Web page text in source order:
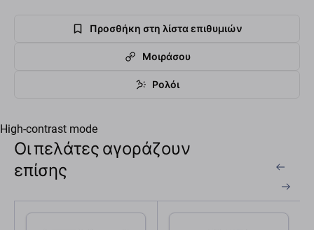
Προσθήκη στη λίστα επιθυμιών
Μοιράσου
Ρολόι
High-contrast mode
Οι πελάτες αγοράζουν
επίσης